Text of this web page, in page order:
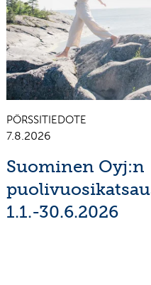
PÖRSSITIEDOTE
7.8.2026
Suominen Oyj:n
1.1.-30.6.2026